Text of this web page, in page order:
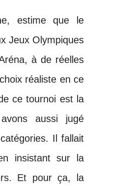
estime que le
Jeux Olympiques
à de réelles
réaliste en ce
ce tournoi est la
aussi jugé
Il fallait
insistant sur la
Et pour ça, la